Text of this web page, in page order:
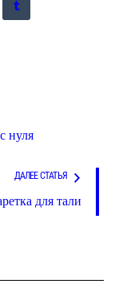
нуля
ДАЛЕЕ СТАТЬЯ
для тали